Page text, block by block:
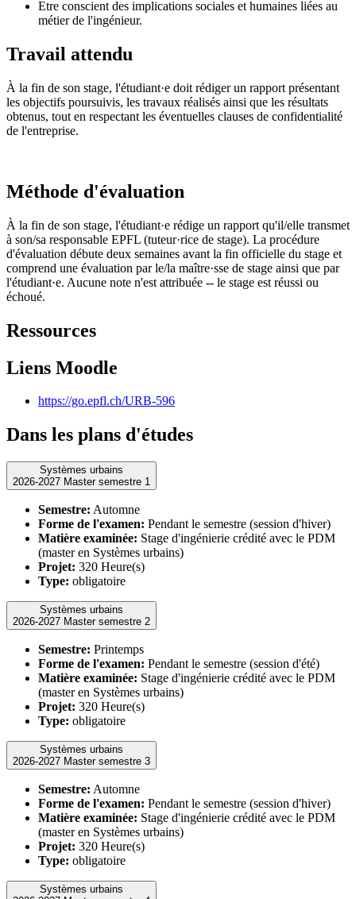
Etre conscient des implications sociales et humaines liées au
métier de l'ingénieur.
Travail attendu
À la fin de son stage, l'étudiant·e doit rédiger un rapport présentant
les objectifs poursuivis, les travaux réalisés ainsi que les résultats
obtenus, tout en respectant les éventuelles clauses de confidentialité
de l'entreprise.
Méthode d'évaluation
À la fin de son stage, l'étudiant·e rédige un rapport qu'il/elle transmet
à son/sa responsable EPFL (tuteur·rice de stage). La procédure
d'évaluation débute deux semaines avant la fin officielle du stage et
comprend une évaluation par le/la maître·sse de stage ainsi que par
l'étudiant·e. Aucune note n'est attribuée -- le stage est réussi ou
échoué.
Ressources
Liens Moodle
https://go.epfl.ch/URB-596
Dans les plans d'études
Systèmes urbains
2026-2027 Master semestre 1
Semestre: Automne
Forme de l'examen: Pendant le semestre (session d'hiver)
Matière examinée: Stage d'ingénierie crédité avec le PDM
(master en Systèmes urbains)
Projet: 320 Heure(s)
Type: obligatoire
Systèmes urbains
2026-2027 Master semestre 2
Semestre: Printemps
Forme de l'examen: Pendant le semestre (session d'été)
Matière examinée: Stage d'ingénierie crédité avec le PDM
(master en Systèmes urbains)
Projet: 320 Heure(s)
Type: obligatoire
Systèmes urbains
2026-2027 Master semestre 3
Semestre: Automne
Forme de l'examen: Pendant le semestre (session d'hiver)
Matière examinée: Stage d'ingénierie crédité avec le PDM
(master en Systèmes urbains)
Projet: 320 Heure(s)
Type: obligatoire
Systèmes urbains